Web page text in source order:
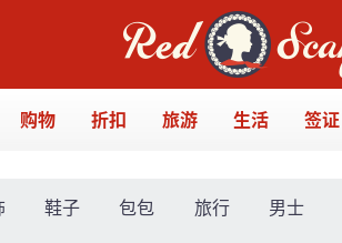
购物 折扣 旅游 生活 签证
鞋子 包包 旅行 男士